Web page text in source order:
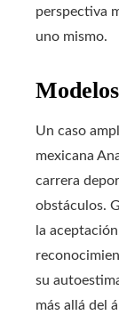
perspectiva
uno mismo.
Un caso
mexicana
carrera
obstáculos.
la
su
más allá del